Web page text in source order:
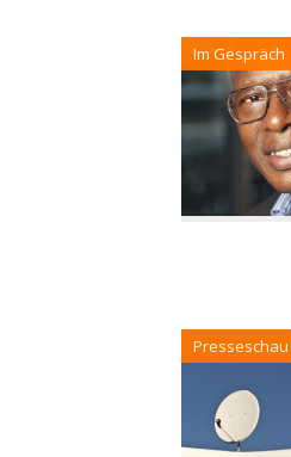
Im Gespräch
Presseschau